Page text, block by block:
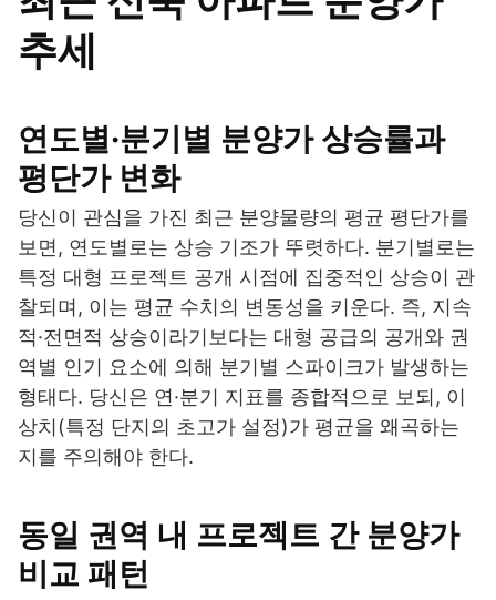
추세
연도별·분기별 분양가 상승률과
평단가 변화
당신이 관심을 가진 최근 분양물량의 평균 평단가를
보면, 연도별로는 상승 기조가 뚜렷하다. 분기별로는
특정 대형 프로젝트 공개 시점에 집중적인 상승이 관
찰되며, 이는 평균 수치의 변동성을 키운다. 즉, 지속
적·전면적 상승이라기보다는 대형 공급의 공개와 권
역별 인기 요소에 의해 분기별 스파이크가 발생하는
형태다. 당신은 연·분기 지표를 종합적으로 보되, 이
상치(특정 단지의 초고가 설정)가 평균을 왜곡하는
지를 주의해야 한다.
동일 권역 내 프로젝트 간 분양가
비교 패턴